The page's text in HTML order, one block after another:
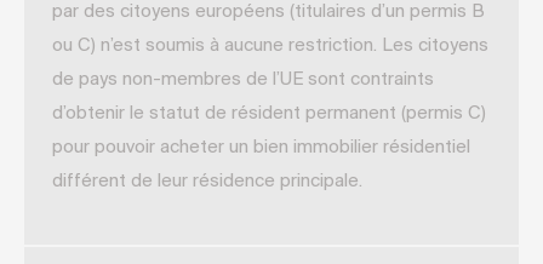
par des citoyens européens (titulaires d’un permis B
ou C) n’est soumis à aucune restriction. Les citoyens
de pays non-membres de l’UE sont contraints
d’obtenir le statut de résident permanent (permis C)
pour pouvoir acheter un bien immobilier résidentiel
différent de leur résidence principale.